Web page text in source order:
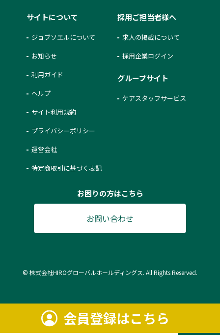
会員登録はこちら
サイトについて
ジョブソエルについて
お知らせ
利用ガイド
ヘルプ
サイト利用規約
プライバシーポリシー
運営会社
特定商取引に基づく表記
採用ご担当者様へ
求人の掲載について
採用企業ログイン
グループサイト
ケアスタッフサービス
お困りの方はこちら
お問い合わせ
© 株式会社HIROグローバルホールディングス. All Rights Reserved.